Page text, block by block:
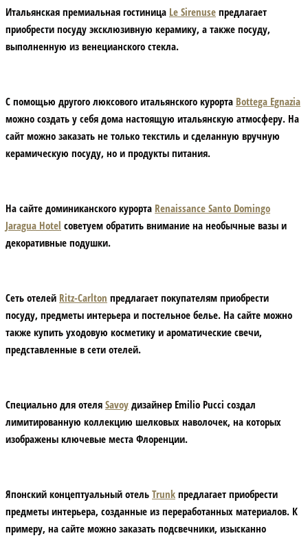
Итальянская премиальная гостиница Le Sirenuse предлагает
приобрести посуду эксклюзивную керамику, а также посуду,
выполненную из венецианского стекла.
С помощью другого люксового итальянского курорта Bottega Egnazia
можно создать у себя дома настоящую итальянскую атмосферу. На
сайт можно заказать не только текстиль и сделанную вручную
керамическую посуду, но и продукты питания.
На сайте доминиканского курорта Renaissance Santo Domingo
Jaragua Hotel советуем обратить внимание на необычные вазы и
декоративные подушки.
Сеть отелей Ritz-Carlton предлагает покупателям приобрести
посуду, предметы интерьера и постельное белье. На сайте можно
также купить уходовую косметику и ароматические свечи,
представленные в сети отелей.
Специально для отеля Savoy дизайнер Emilio Pucci создал
лимитированную коллекцию шелковых наволочек, на которых
изображены ключевые места Флоренции.
Японский концептуальный отель Trunk предлагает приобрести
предметы интерьера, созданные из переработанных материалов. К
примеру, на сайте можно заказать подсвечники, изысканно